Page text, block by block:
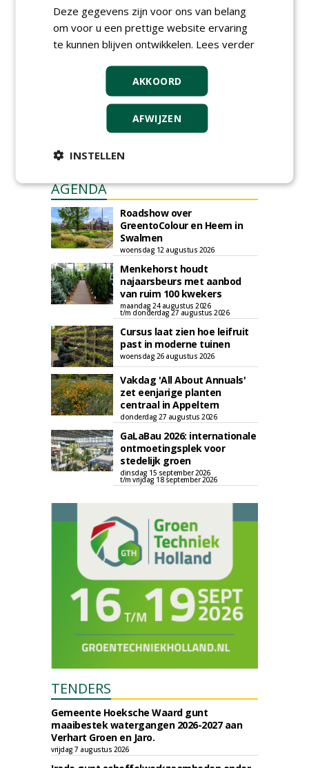
Iedereen kan gratis kleine advertenties
plaatsen via zijn eigen account.
Plaats een gratis advertentie
AGENDA
Roadshow over
GreentoColour en Heem in
Swalmen
woensdag 12 augustus 2026
Menkehorst houdt
najaarsbeurs met aanbod
van ruim 100 kwekers
maandag 24 augustus 2026
t/m donderdag 27 augustus 2026
Cursus laat zien hoe leifruit
past in moderne tuinen
woensdag 26 augustus 2026
Vakdag 'All About Annuals'
zet eenjarige planten
centraal in Appeltern
donderdag 27 augustus 2026
GaLaBau 2026: internationale
ontmoetingsplek voor
stedelijk groen
dinsdag 15 september 2026
t/m vrijdag 18 september 2026
TENDERS
Gemeente Hoeksche Waard gunt
maaibestek watergangen 2026-2027 aan
Verhart Groen en Jaro.
vrijdag 7 augustus 2026
Deze gegevens zijn voor ons van belang
om voor u een prettige website ervaring
te kunnen blijven ontwikkelen. Lees verder
AKKOORD
AFWIJZEN
INSTELLEN